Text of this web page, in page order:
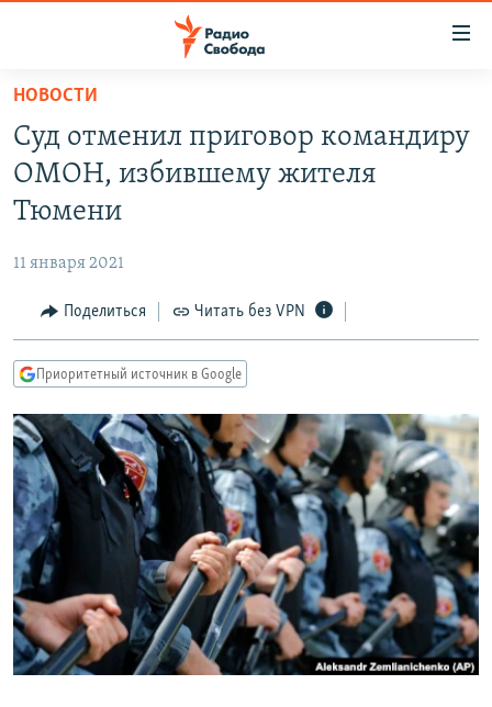
упрощенного
доступа
Вернуться
основному
Вернутся
Вернутся
поиску
ПОДКАСТЫ
АВТОРСКИЕ ПРОЕКТЫ
МНЕНИЯ
КУЛЬТУРА
КАВКАЗ.РЕАЛИИ
СЕВЕР.РЕАЛИИ
СИБИРЬ.РЕАЛИИ
РАСПИСАНИЕ ВЕЩАНИЯ
ПОДПИШИТЕСЬ НА РАССЫЛКУ
СОЦИАЛЬНЫЕ СЕТИ
НОВОСТИ
Суд отменил приговор командиру
ОМОН, избившему жителя
Тюмени
11 января 2021
Поделиться Читать без VPN
Приоритетный источник в Google